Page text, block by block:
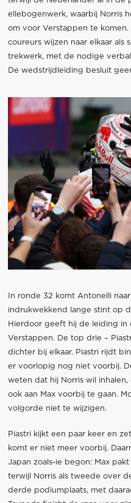
ellebogenwerk, waarbij Norris
om voor Verstappen te
coureurs wijzen naar elkaar
trekwerk, met de nodige
De wedstrijdleiding besluit
In ronde 32 komt Antonelli
indrukwekkend lange stint op
Hierdoor geeft hij de leiding in
Verstappen. De top drie –
dichter bij elkaar. Piastri rijdt
er voorlopig nog niet voorbij.
weten dat hij Norris wil
ook aan Max voorbij te gaan.
volgorde niet te wijzigen.
Piastri kijkt een paar keer en
komt er niet meer voorbij.
Japan zoals-ie begon: Max
terwijl Norris als tweede over
derde podiumplaats, met